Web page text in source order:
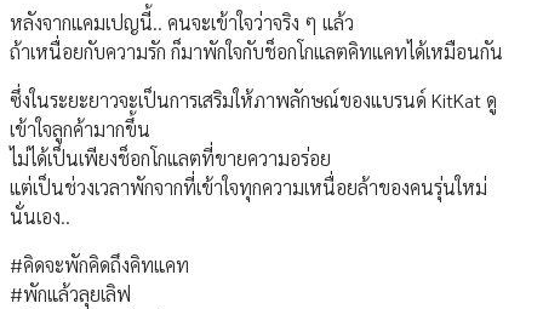
หลังจากแคมเปญนี้.. คนจะเข้าใจว่าจริง ๆ แล้ว
ถ้าเหนื่อยกับความรัก ก็มาพักใจกับช็อกโกแลตคิทแคทได้เหมือนกัน
ซึ่งในระยะยาวจะเป็นการเสริมให้ภาพลักษณ์ของแบรนด์ KitKat ดู
เข้าใจลูกค้ามากขึ้น
ไม่ได้เป็นเพียงช็อกโกแลตที่ขายความอร่อย
แต่เป็นช่วงเวลาพักจากที่เข้าใจทุกความเหนื่อยล้าของคนรุ่นใหม่
นั่นเอง..
#คิดจะพักคิดถึงคิทแคท
#พักแล้วลุยเลิฟ